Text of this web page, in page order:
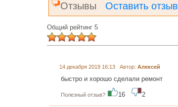
Отзывы Оставить отзыв
Общий рейтинг 5
14 декабря 2019 16:13 Автор: Алексей
быстро и хорошо сделали ремонт
Полезный отзыв? 16 2